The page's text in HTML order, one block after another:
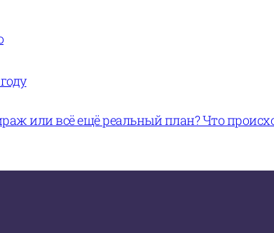
или всё ещё реальный план? Что